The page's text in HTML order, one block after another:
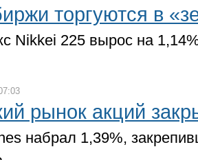
торгуются в
Nikkei 225 вырос на
рынок акций
набрал 1,39%,